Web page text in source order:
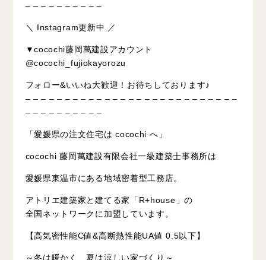
– – – – – – – – – –
＼ Instagram更新中 ／
▼cocochi藤岡萬建設アカウント
@cocochi_fujiokayorozu
フォロー&いいね大歓迎！お待ちしております♪
– – – – – – – – – – – – – – – – – – – – – – – – – – –
– – – – – – – – – –
「愛媛県の注文住宅は cocochi へ」
cocochi 藤岡萬建設有限会社一級建築士事務所は
愛媛県東温市にある地域密着型工務店。
アトリエ建築家と建てる家「R+house」の
全国ネットワークに加盟しています。
【高気密性能C値&高断熱性能UA値 0.5以下】
～冬は暖かく、夏は涼しい家づくり～